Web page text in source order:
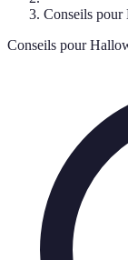
Conseils pour
Conseils pour